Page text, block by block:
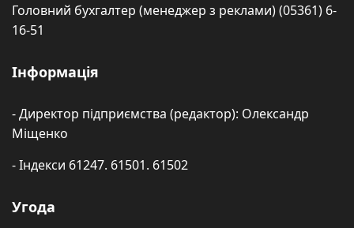
Головний бухгалтер (менеджер з реклами) (05361) 6-
16-51
Інформація
- Директор підприємства (редактор): Олександр
Міщенко
- Індекси 61247. 61501. 61502
Угода